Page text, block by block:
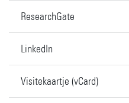
ResearchGate
LinkedIn
Visitekaartje (vCard)